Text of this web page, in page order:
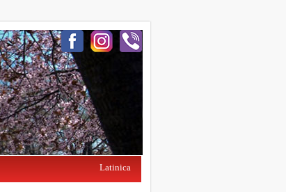
Latinica